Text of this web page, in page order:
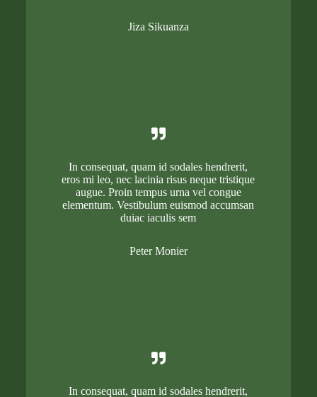
Jiza Sikuanza
In consequat, quam id sodales hendrerit,
eros mi leo, nec lacinia risus neque tristique
augue. Proin tempus urna vel congue
elementum. Vestibulum euismod accumsan
duiac iaculis sem
Peter Monier
In consequat, quam id sodales hendrerit,